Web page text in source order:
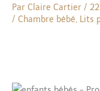
Par Claire Cartier /
/ Chambre bébé, Lits